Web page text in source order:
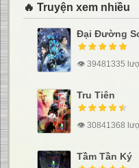
🔥 Truyện xem nhiều
Đại Đường
👁 39481335
Tru Tiên
👁 30841368
Tầm Tần Ký